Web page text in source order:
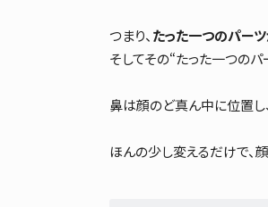
つまり、 たった一つのパー
そしてその“たった一つのパ
鼻は顔のど真ん中に位置し
ほんの少し変えるだけで、